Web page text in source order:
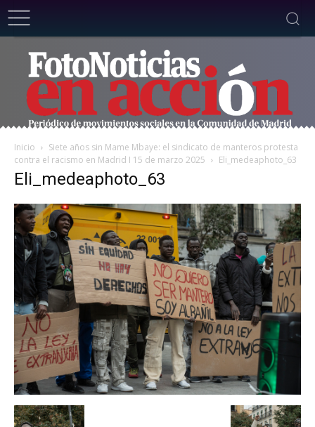
Inicio
Siete años sin Mame Mbaye: el sindicato de manteros protesta
contra el racismo en Madrid I 15 de marzo 2025
Eli_medeaphoto_63
Eli_medeaphoto_63